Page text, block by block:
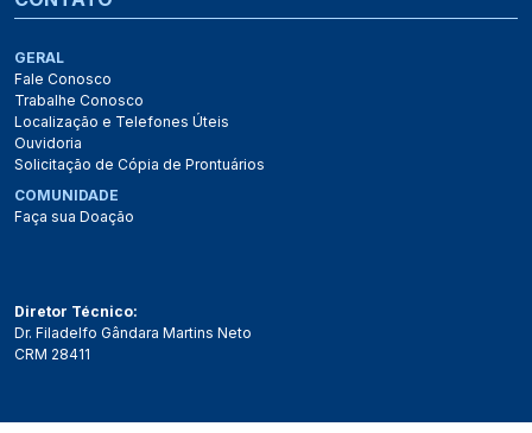
GERAL
Fale Conosco
Trabalhe Conosco
Localização e Telefones Úteis
Ouvidoria
Solicitação de Cópia de Prontuários
COMUNIDADE
Faça sua Doação
Diretor Técnico:
Dr. Filadelfo Gândara Martins Neto
CRM 28411